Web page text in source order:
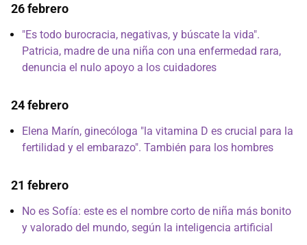
26 febrero
"Es todo burocracia, negativas, y búscate la vida".
Patricia, madre de una niña con una enfermedad rara,
denuncia el nulo apoyo a los cuidadores
24 febrero
Elena Marín, ginecóloga "la vitamina D es crucial para la
fertilidad y el embarazo". También para los hombres
21 febrero
No es Sofía: este es el nombre corto de niña más bonito
y valorado del mundo, según la inteligencia artificial